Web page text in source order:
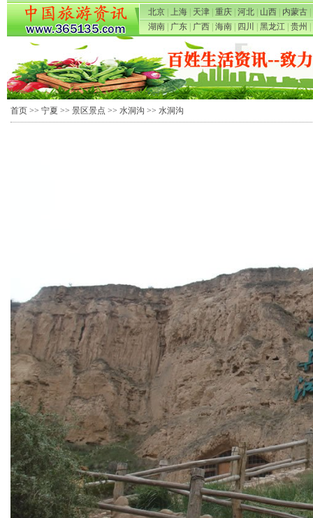
北京 上海 天津 重庆 河北 山西 内蒙古
湖南
广东 广西 海南 四川 黑龙江 贵州
首页 >> 宁夏 >> 景区景点 >> 水洞沟 >> 水洞沟